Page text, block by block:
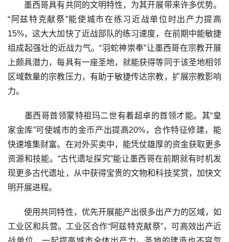
墨西哥具有共同的文明特性，为其开展带来许多优势。
“阿兹特克献祭”能使城市在练习近战单位时出产力提高
15%，这大大加快了近战部队的练习速度，在前期中能敏捷
组成起强壮的近战力气。“羽蛇神崇奉”让墨西哥在宗教开展
上颇具潜力，每具有一座圣地，就能获得等同于该圣地相邻
区域数量的宗教压力，有助于敏捷传达宗教，扩展宗教影响
力。
墨西哥首领蒙特祖玛二世有着超卓的首领才能。其“皇
家金库”可使城市的金币产出提高20%，合作特征修建，能
快速堆集财富。在对外买卖中，能凭仗雄厚的资金获取更多
资源和技能。“古代遗址探究”能让墨西哥在前期就有时机发
现更多古代遗址，从中获得宝贵的文物和科技奖赏，加快文
明开展进程。
使用共同特性，优先开展能产出很多出产力的区域，如
工业区和兵营。工业区合作“阿兹特克献祭”，可高效出产近